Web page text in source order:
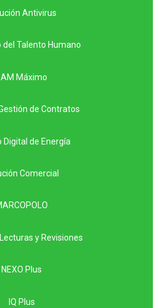
Antivirus
del Talento Humano
Máximo
Gestión de Contratos
Digital de Energía
Comercial
y Revisiones
NEXO Plus
IQ Plus